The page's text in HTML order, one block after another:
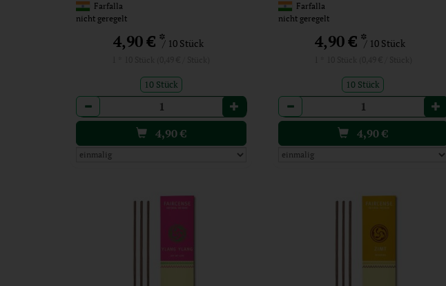
Farfalla
nicht geregelt
4,90 €*/ 10 Stück
10 Stück
Anzahl
4,90€
Farfalla
nicht geregelt
4,90 € */ 10 Stück
10 Stück
Anzahl
4,90€